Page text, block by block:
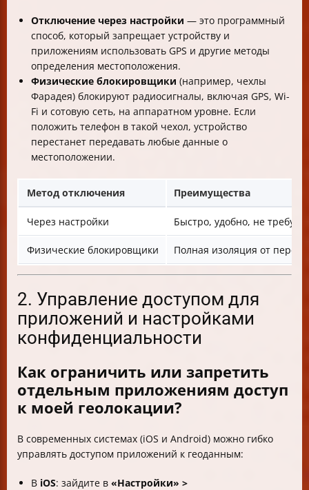
Отключение через настройки — это программный
способ, который запрещает устройству и
приложениям использовать GPS и другие методы
определения местоположения.
Физические блокировщики (например, чехлы
Фарадея) блокируют радиосигналы, включая GPS, Wi-
Fi и сотовую сеть, на аппаратном уровне. Если
положить телефон в такой чехол, устройство
перестанет передавать любые данные о
местоположении.
Метод отключения Преимущества
Через настройки Быстро, удобно, не требует
Физические блокировщики Полная изоляция от
2. Управление доступом для
приложений и настройками
конфиденциальности
Как ограничить или запретить
отдельным приложениям доступ
к моей геолокации?
В современных системах (iOS и Android) можно гибко
управлять доступом приложений к геоданным:
В iOS: зайдите в «Настройки» >